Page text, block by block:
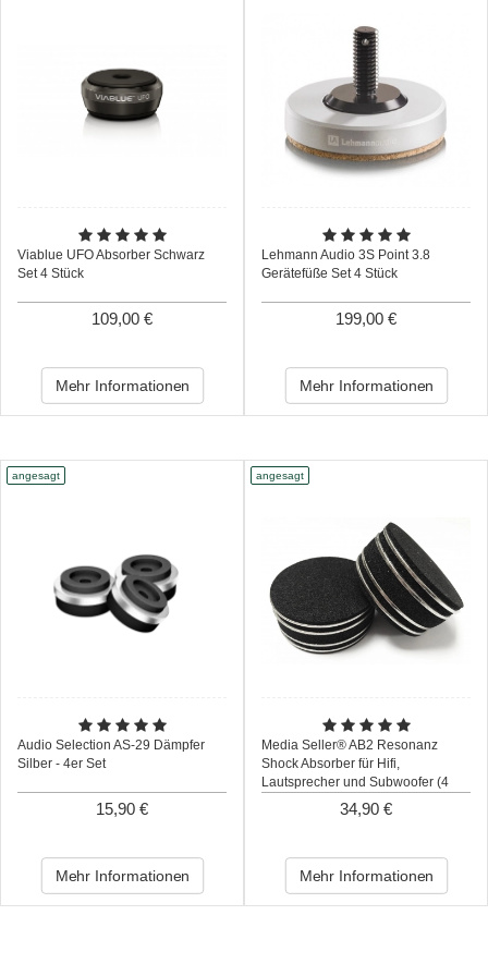
Viablue UFO Absorber Schwarz
Set 4 Stück
109,00 €
Mehr Informationen
Lehmann Audio 3S Point 3.8
Gerätefüße Set 4 Stück
199,00 €
Mehr Informationen
angesagt
Audio Selection AS-29 Dämpfer
Silber - 4er Set
15,90 €
Mehr Informationen
angesagt
Media Seller® AB2 Resonanz
Shock Absorber für Hifi,
Lautsprecher und Subwoofer (4
Stück) Farbe: Chrom/Schwarz
34,90 €
Mehr Informationen